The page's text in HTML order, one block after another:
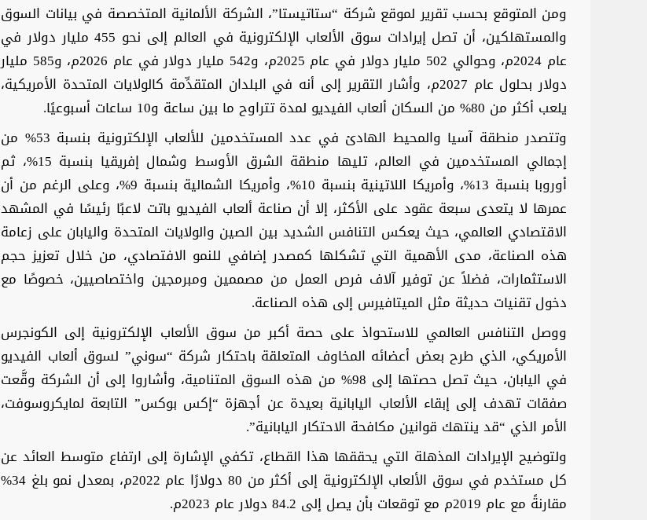
ومن المتوقع بحسب تقرير لموقع شركة “ستاتيستا”، الشركة الألمانية المتخصصة في بيانات السوق
والمستهلكين، أن تصل إيرادات سوق الألعاب الإلكترونية في العالم إلى نحو 455 مليار دولار في
عام 2024م، وحوالي 502 مليار دولار في عام 2025م، و542 مليار دولار في عام 2026م، و585 مليار
دولار بحلول عام 2027م، وأشار التقرير إلى أنه في البلدان المتقدِّمة كالولايات المتحدة الأمريكية،
يلعب أكثر من 80% من السكان ألعاب الفيديو لمدة تتراوح ما بين ساعة و10 ساعات أسبوعيًا.
وتتصدر منطقة آسيا والمحيط الهادئ في عدد المستخدمين للألعاب الإلكترونية بنسبة 53% من
إجمالي المستخدمين في العالم، تليها منطقة الشرق الأوسط وشمال إفريقيا بنسبة 15%، ثم
أوروبا بنسبة 13%، وأمريكا اللاتينية بنسبة 10%، وأمريكا الشمالية بنسبة 9%، وعلى الرغم من أن
عمرها لا يتعدى سبعة عقود على الأكثر، إلا أن صناعة ألعاب الفيديو باتت لاعبًا رئيسًا في المشهد
الاقتصادي العالمي، حيث يعكس التنافس الشديد بين الصين والولايات المتحدة واليابان على زعامة
هذه الصناعة، مدى الأهمية التي تشكلها كمصدر إضافي للنمو الافتصادي، من خلال تعزيز حجم
الاستثمارات، فضلاً عن توفير آلاف فرص العمل من مصممين ومبرمجين واختصاصيين، خصوصًا مع
دخول تقنيات حديثة مثل الميتافيرس إلى هذه الصناعة.
ووصل التنافس العالمي للاستحواذ على حصة أكبر من سوق الألعاب الإلكترونية إلى الكونجرس
الأمريكي، الذي طرح بعض أعضائه المخاوف المتعلقة باحتكار شركة “سوني” لسوق ألعاب الفيديو
في اليابان، حيث تصل حصتها إلى 98% من هذه السوق المتنامية، وأشاروا إلى أن الشركة وقَّعت
صفقات تهدف إلى إبقاء الألعاب اليابانية بعيدة عن أجهزة “إكس بوكس” التابعة لمايكروسوفت،
الأمر الذي “قد ينتهك قوانين مكافحة الاحتكار اليابانية”.
ولتوضيح الإيرادات المذهلة التي يحققها هذا القطاع، تكفي الإشارة إلى ارتفاع متوسط العائد عن
كل مستخدم في سوق الألعاب الإلكترونية إلى أكثر من 80 دولارًا عام 2022م، بمعدل نمو بلغ 34%
مقارنةً مع عام 2019م مع توقعات بأن يصل إلى 84.2 دولار عام 2023م.